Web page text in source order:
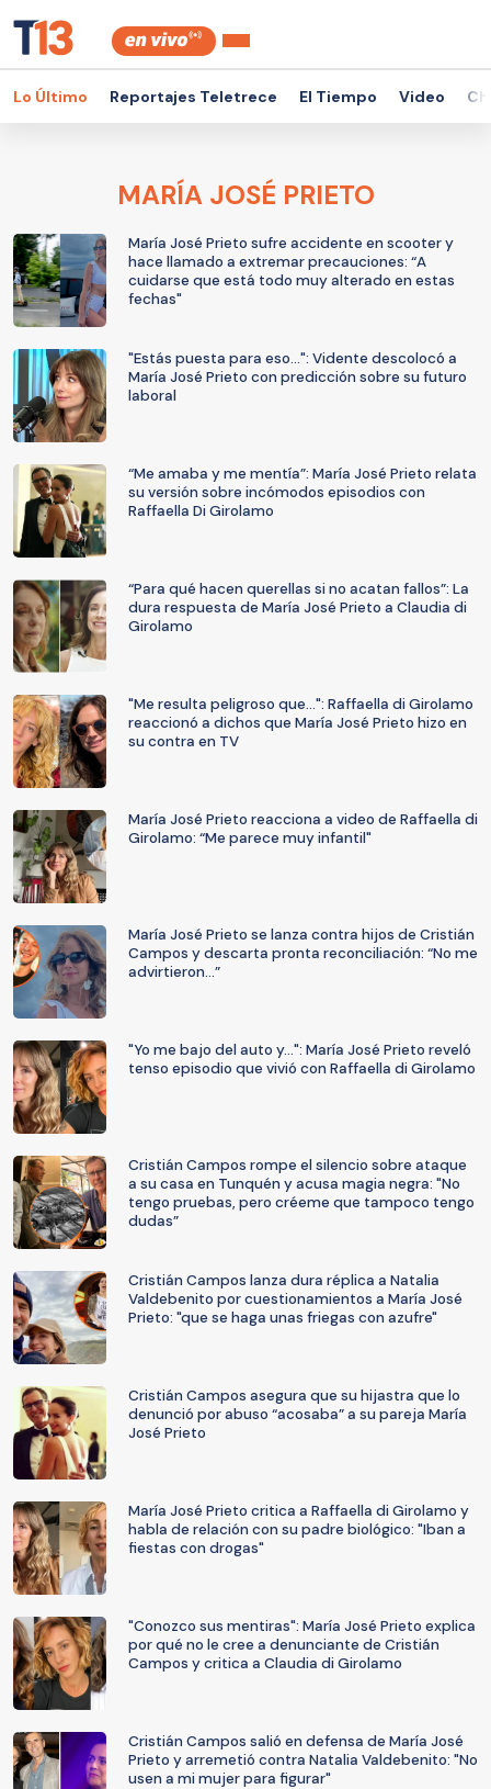
Lo Último Reportajes Teletrece El Tiempo Video
MARÍA JOSÉ PRIETO
María José Prieto sufre accidente en scooter y
hace llamado a extremar precauciones: “A
cuidarse que está todo muy alterado en estas
fechas"
"Estás puesta para eso...": Vidente descolocó a
María José Prieto con predicción sobre su futuro
laboral
“Me amaba y me mentía”: María José Prieto relata
su versión sobre incómodos episodios con
Raffaella Di Girolamo
“Para qué hacen querellas si no acatan fallos”: La
dura respuesta de María José Prieto a Claudia di
Girolamo
"Me resulta peligroso que...": Raffaella di Girolamo
reaccionó a dichos que María José Prieto hizo en
su contra en TV
María José Prieto reacciona a video de Raffaella di
Girolamo: “Me parece muy infantil"
María José Prieto se lanza contra hijos de Cristián
Campos y descarta pronta reconciliación: “No me
advirtieron…”
"Yo me bajo del auto y...": María José Prieto reveló
tenso episodio que vivió con Raffaella di Girolamo
Cristián Campos rompe el silencio sobre ataque
a su casa en Tunquén y acusa magia negra: "No
tengo pruebas, pero créeme que tampoco tengo
dudas”
Cristián Campos lanza dura réplica a Natalia
Valdebenito por cuestionamientos a María José
Prieto: "que se haga unas friegas con azufre"
Cristián Campos asegura que su hijastra que lo
denunció por abuso “acosaba” a su pareja María
José Prieto
María José Prieto critica a Raffaella di Girolamo y
habla de relación con su padre biológico: "Iban a
fiestas con drogas"
"Conozco sus mentiras": María José Prieto explica
por qué no le cree a denunciante de Cristián
Campos y critica a Claudia di Girolamo
Cristián Campos salió en defensa de María José
Prieto y arremetió contra Natalia Valdebenito: "No
usen a mi mujer para figurar"